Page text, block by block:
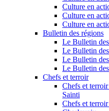
Culture en
Culture en
Culture en
Bulletin des régions
Le Bulletin
Le Bulletin
Le Bulletin
Le Bulletin
Chefs et terroir
Chefs et
Sainti
Chefs et